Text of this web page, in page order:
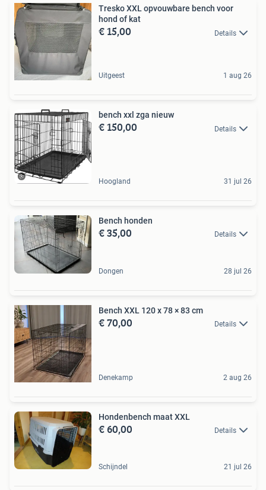
Tresko XXL opvouwbare bench voor
hond of kat
€ 15,00 Details
Uitgeest 1 aug 26
bench xxl zga nieuw
€ 150,00 Details
Hoogland 31 jul 26
Bench honden
€ 35,00 Details
Dongen 28 jul 26
Bench XXL 120 x 78 × 83 cm
€ 70,00 Details
Denekamp 2 aug 26
Hondenbench maat XXL
€ 60,00 Details
Schijndel 21 jul 26